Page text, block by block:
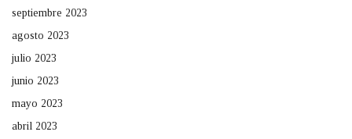
septiembre 2023
agosto 2023
julio 2023
junio 2023
mayo 2023
abril 2023